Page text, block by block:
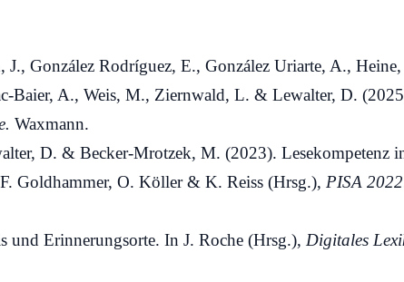
González Rodríguez, E., González Uriarte, A.,
Baier, A., Weis, M., Ziernwald, L. & Lewalter, D.
Waxmann.
D. & Becker-Mrotzek, M. (2023). Lesekompetenz
Goldhammer, O. Köller & K. Reiss (Hrsg.), PISA
und Erinnerungsorte. In J. Roche (Hrsg.), Digitales